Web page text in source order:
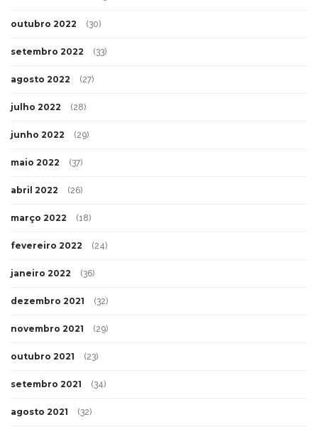
outubro 2022 (30)
setembro 2022 (33)
agosto 2022 (27)
julho 2022 (28)
junho 2022 (29)
maio 2022 (37)
abril 2022 (26)
março 2022 (18)
fevereiro 2022 (24)
janeiro 2022 (36)
dezembro 2021 (32)
novembro 2021 (29)
outubro 2021 (23)
setembro 2021 (34)
agosto 2021 (32)